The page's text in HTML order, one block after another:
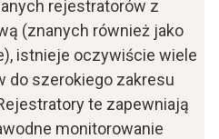
rejestratorów z
(znanych również jako
istnieje oczywiście wiele
do szerokiego zakresu
te zapewniają
monitorowanie